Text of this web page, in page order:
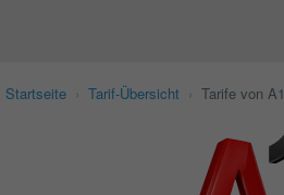
Startseite Tarif-Übersicht Tarife von A1